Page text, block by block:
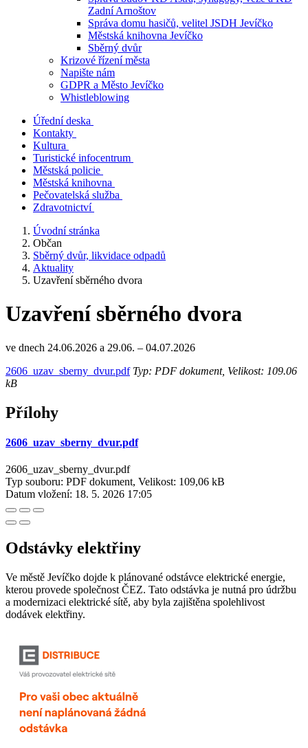
Zadní Arnoštov
Správa domu hasičů, velitel JSDH Jevíčko
Městská knihovna Jevíčko
Sběrný dvůr
Krizové řízení města
Napište nám
GDPR a Město Jevíčko
Whistleblowing
Úřední deska
Kontakty
Kultura
Turistické infocentrum
Městská policie
Městská knihovna
Pečovatelská služba
Zdravotnictví
Úvodní stránka
Občan
Sběrný dvůr, likvidace odpadů
Aktuality
Uzavření sběrného dvora
Uzavření sběrného dvora
ve dnech 24.06.2026 a 29.06. – 04.07.2026
2606_uzav_sberny_dvur.pdfTyp: PDF dokument, Velikost: 109.06
kB
Přílohy
2606_uzav_sberny_dvur.pdf
2606_uzav_sberny_dvur.pdf
Typ souboru: PDF dokument, Velikost: 109,06 kB
Datum vložení: 18. 5. 2026 17:05
Odstávky elektřiny
Ve městě Jevíčko dojde k plánované odstávce elektrické energie,
kterou provede společnost ČEZ. Tato odstávka je nutná pro údržbu
a modernizaci elektrické sítě, aby byla zajištěna spolehlivost
dodávek elektřiny.